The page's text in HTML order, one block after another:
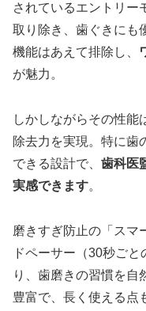
されているエントリー
取り除き、歯ぐきにも
機能はあえて排除し、
が魅力。
しかしながらその性能
除去力を実現。特に歯
できる設計で、 歯科医
実感できます。
磨きすぎ防止の「スマ
ドペーサー（30秒ご
り、歯磨きの習慣を自
豊富で、長く使える点